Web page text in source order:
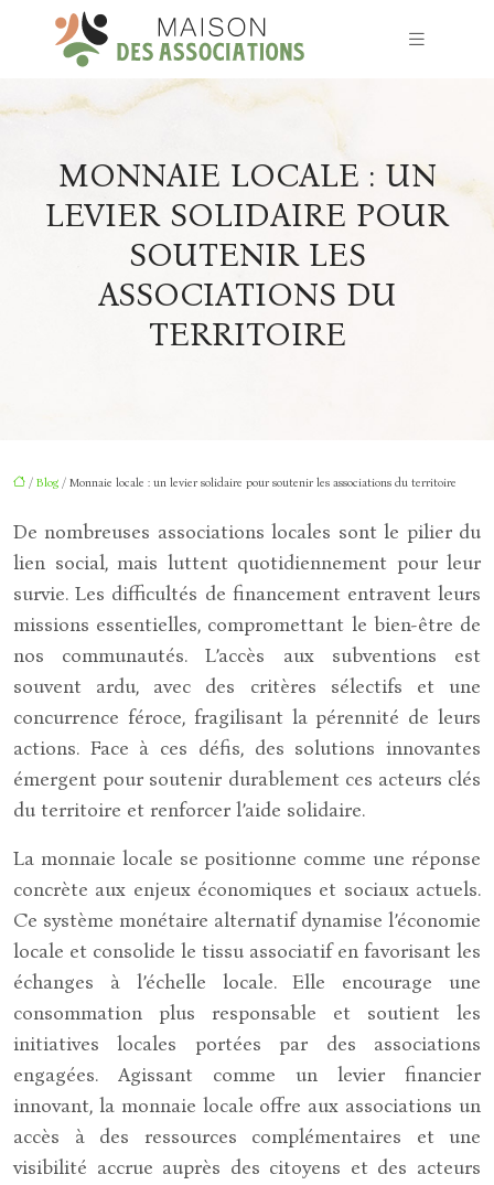
MONNAIE LOCALE : UN
LEVIER SOLIDAIRE POUR
SOUTENIR LES
ASSOCIATIONS DU
TERRITOIRE
/ Blog / Monnaie locale : un levier solidaire pour soutenir les associations du territoire
De nombreuses associations locales sont le pilier du
lien social, mais luttent quotidiennement pour leur
survie. Les difficultés de financement entravent leurs
missions essentielles, compromettant le bien-être de
nos communautés. L’accès aux subventions est
souvent ardu, avec des critères sélectifs et une
concurrence féroce, fragilisant la pérennité de leurs
actions. Face à ces défis, des solutions innovantes
émergent pour soutenir durablement ces acteurs clés
du territoire et renforcer l’aide solidaire.
La monnaie locale se positionne comme une réponse
concrète aux enjeux économiques et sociaux actuels.
Ce système monétaire alternatif dynamise l’économie
locale et consolide le tissu associatif en favorisant les
échanges à l’échelle locale. Elle encourage une
consommation plus responsable et soutient les
initiatives locales portées par des associations
engagées. Agissant comme un levier financier
innovant, la monnaie locale offre aux associations un
accès à des ressources complémentaires et une
visibilité accrue auprès des citoyens et des acteurs